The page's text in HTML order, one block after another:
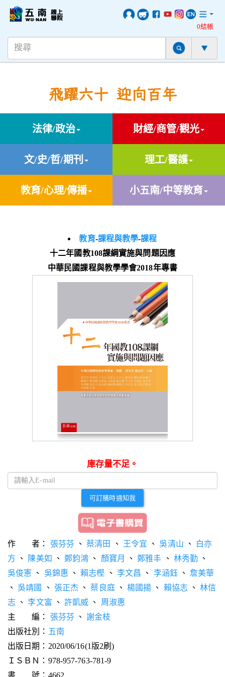
0結帳
飛躍六十 迎向百年
法律/政治 財經/商管/觀光
文/史/哲/期刊 理工/醫護
教育/心理/傳播 小五南/中等教育
教育-課程與教學-課程
十二年國教108課綱實施與問題因應
中華民國課程與教學學會2018年專書
庫存量不足。
可訂購時通知我
作 者： 張芬芬、蔡清田 、 王令宜 、 吳清山 、
白亦
方 、 陳美如 、鄭鈞鴻 、 顏寶月 、鄭雅丰 、 林秀勤 、
吳俊憲 、 吳錦惠 、賴志樫 、 李文昌 、 李涵鈺、詹美華
、 吳靖國 、 張正杰 、蔡良庭、楊國揚 、 賴協志 、林信
志 、李文富 、許凱威 、 周淑惠
主 編： 張芬芬、謝金枝
出版社別： 五南
出版日期：2020/06/16(1版2刷)
ＩＳＢＮ：978-957-763-781-9